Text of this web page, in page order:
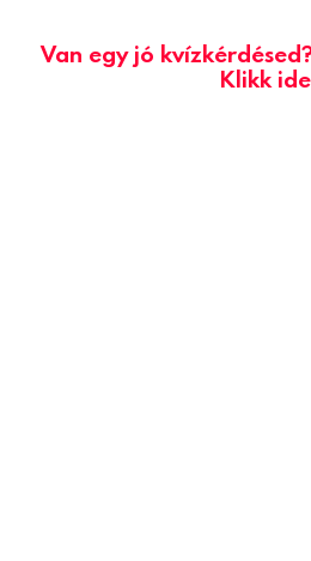
Van egy jó
Klikk